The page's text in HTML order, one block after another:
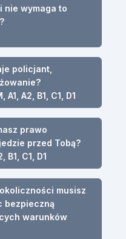
nie wymaga to
policjant,
A2, B1, C1, D1
prawo
przed Tobą?
B1, C1, D1
musisz
bezpieczną
warunków